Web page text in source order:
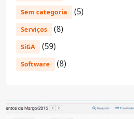
Sem categoria (5)
Serviços (8)
SiGA (59)
Software (8)